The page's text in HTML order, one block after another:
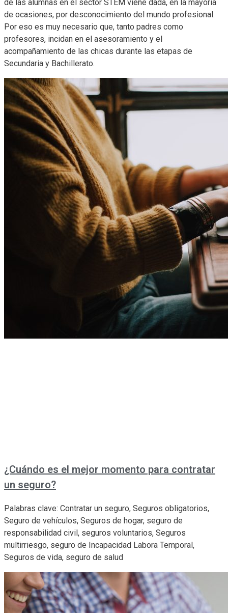
de las alumnas en el sector STEM viene dada, en la mayoría
de ocasiones, por desconocimiento del mundo profesional.
Por eso es muy necesario que, tanto padres como
profesores, incidan en el asesoramiento y el
acompañamiento de las chicas durante las etapas de
Secundaria y Bachillerato.
¿Cuándo es el mejor momento para contratar
un seguro?
Palabras clave: Contratar un seguro, Seguros obligatorios,
Seguro de vehículos, Seguros de hogar, seguro de
responsabilidad civil, seguros voluntarios, Seguros
multirriesgo, seguro de Incapacidad Labora Temporal,
Seguros de vida, seguro de salud